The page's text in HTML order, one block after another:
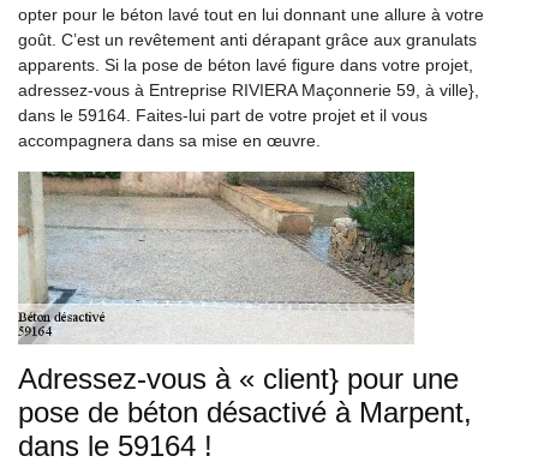
opter pour le béton lavé tout en lui donnant une allure à votre
goût. C’est un revêtement anti dérapant grâce aux granulats
apparents. Si la pose de béton lavé figure dans votre projet,
adressez-vous à Entreprise RIVIERA Maçonnerie 59, à ville},
dans le 59164. Faites-lui part de votre projet et il vous
accompagnera dans sa mise en œuvre.
Adressez-vous à « client} pour une
pose de béton désactivé à Marpent,
dans le 59164 !